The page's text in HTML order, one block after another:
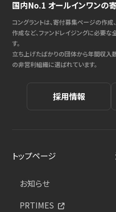
国内No.1 オールインワンの
コングラントは、寄付募集ページの作成
作成など、ファンドレイジングに必要
す。
立ち上げたばかりの団体から年間収入
の非営利組織に選ばれています。
採用情報
トップページ
お知らせ
PRTIMES